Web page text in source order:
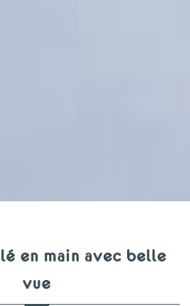
vue